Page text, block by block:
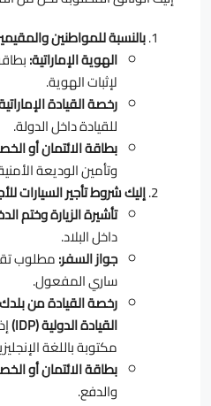
بالنسبة للمواطنين
الهوية الإماراتية:
لإثبات الهوية.
رخصة القيادة
للقيادة داخل الدولة.
بطاقة الائتمان أو
وتأمين الوديعة
إليك شروط تأجير السيارات
تأشيرة الزيارة وختم
داخل البلاد.
جواز السفر:مطلوب
ساري المفعول.
رخصة القيادة من
القيادة الدولية (IDP)
مكتوبة باللغة
بطاقة الائتمان أو
والدفع.